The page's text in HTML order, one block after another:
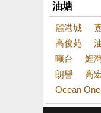
油塘
麗港城
高俊苑
曦台
鯉
朗譽
高
Ocean One